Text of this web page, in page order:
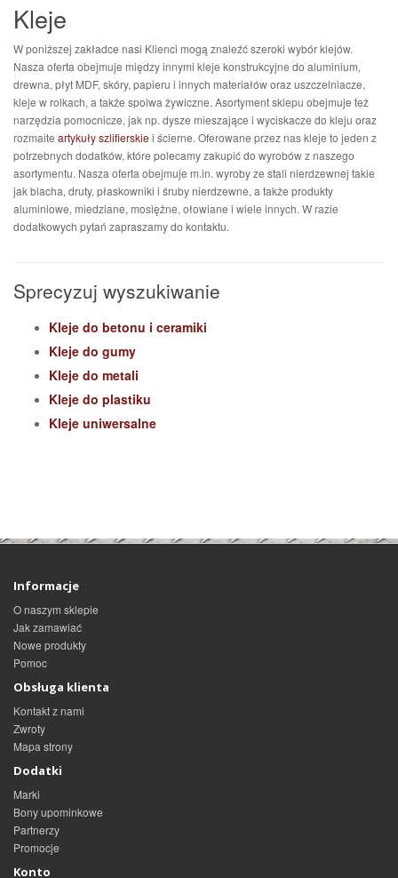
Kleje
W poniższej zakładce nasi Klienci mogą znaleźć szeroki wybór klejów.
Nasza oferta obejmuje między innymi kleje konstrukcyjne do aluminium,
drewna, płyt MDF, skóry, papieru i innych materiałów oraz uszczelniacze,
kleje w rolkach, a także spoiwa żywiczne. Asortyment sklepu obejmuje też
narzędzia pomocnicze, jak np. dysze mieszające i wyciskacze do kleju oraz
rozmaite artykuły szlifierskie i ścierne. Oferowane przez nas kleje to jeden z
potrzebnych dodatków, które polecamy zakupić do wyrobów z naszego
asortymentu. Nasza oferta obejmuje m.in. wyroby ze stali nierdzewnej takie
jak blacha, druty, płaskowniki i śruby nierdzewne, a także produkty
aluminiowe, miedziane, mosiężne, ołowiane i wiele innych. W razie
dodatkowych pytań zapraszamy do kontaktu.
Sprecyzuj wyszukiwanie
Kleje do betonu i ceramiki
Kleje do gumy
Kleje do metali
Kleje do plastiku
Kleje uniwersalne
Informacje
O naszym sklepie
Jak zamawiać
Nowe produkty
Pomoc
Obsługa klienta
Kontakt z nami
Zwroty
Mapa strony
Dodatki
Marki
Bony upominkowe
Partnerzy
Promocje
Konto